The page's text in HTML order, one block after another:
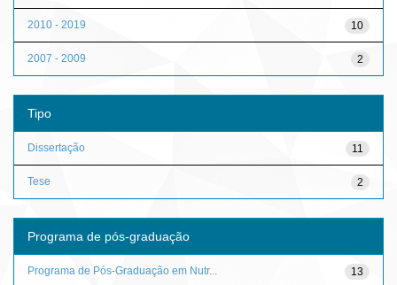
10
2010 - 2019
2
2007 - 2009
Tipo
11
Dissertação
2
Tese
Programa de pós-graduação
13
Programa de Pós-Graduação em Nutr...